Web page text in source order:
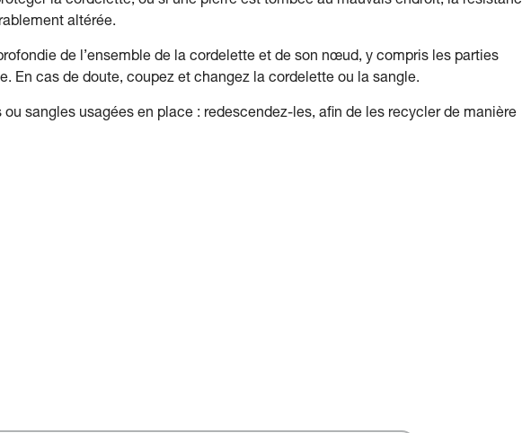
altérée.
de l’ensemble de la cordelette et de son nœud, y compris les parties
En cas de doute, coupez et changez la cordelette ou la sangle.
ou sangles usagées en place : redescendez-les, afin de les recycler de manière